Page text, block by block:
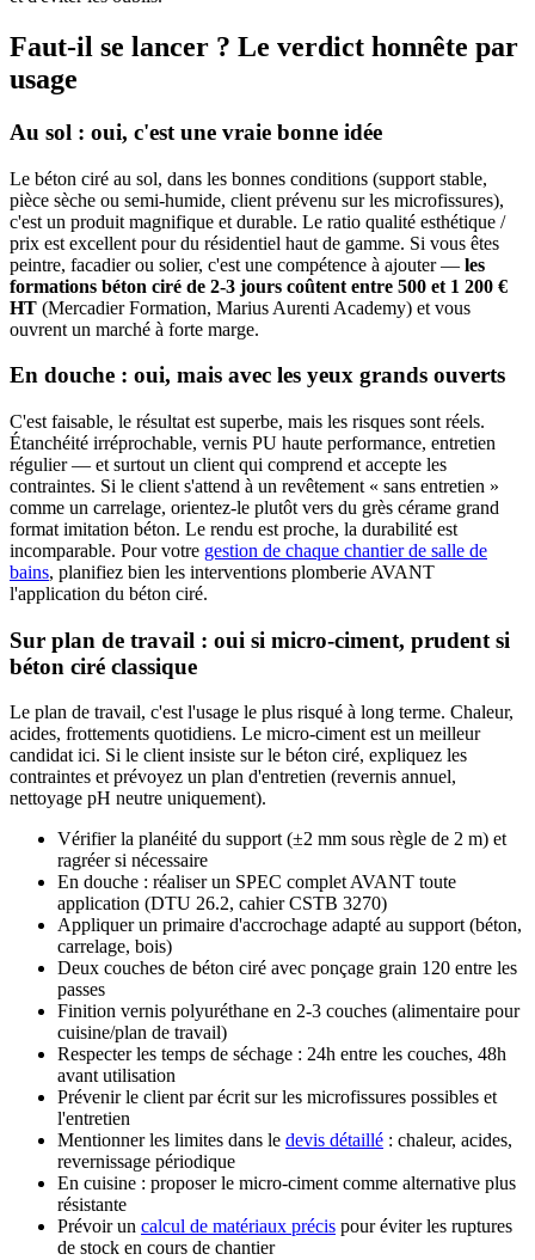
Faut-il se lancer ? Le verdict honnête par
usage
Au sol : oui, c'est une vraie bonne idée
Le béton ciré au sol, dans les bonnes conditions (support stable,
pièce sèche ou semi-humide, client prévenu sur les microfissures),
c'est un produit magnifique et durable. Le ratio qualité esthétique /
prix est excellent pour du résidentiel haut de gamme. Si vous êtes
peintre, facadier ou solier, c'est une compétence à ajouter — les
formations béton ciré de 2-3 jours coûtent entre 500 et 1 200 €
HT (Mercadier Formation, Marius Aurenti Academy) et vous
ouvrent un marché à forte marge.
En douche : oui, mais avec les yeux grands ouverts
C'est faisable, le résultat est superbe, mais les risques sont réels.
Étanchéité irréprochable, vernis PU haute performance, entretien
régulier — et surtout un client qui comprend et accepte les
contraintes. Si le client s'attend à un revêtement « sans entretien »
comme un carrelage, orientez-le plutôt vers du grès cérame grand
format imitation béton. Le rendu est proche, la durabilité est
incomparable. Pour votre gestion de chaque chantier de salle de
bains, planifiez bien les interventions plomberie AVANT
l'application du béton ciré.
Sur plan de travail : oui si micro-ciment, prudent si
béton ciré classique
Le plan de travail, c'est l'usage le plus risqué à long terme. Chaleur,
acides, frottements quotidiens. Le micro-ciment est un meilleur
candidat ici. Si le client insiste sur le béton ciré, expliquez les
contraintes et prévoyez un plan d'entretien (revernis annuel,
nettoyage pH neutre uniquement).
Vérifier la planéité du support (±2 mm sous règle de 2 m) et
ragréer si nécessaire
En douche : réaliser un SPEC complet AVANT toute
application (DTU 26.2, cahier CSTB 3270)
Appliquer un primaire d'accrochage adapté au support (béton,
carrelage, bois)
Deux couches de béton ciré avec ponçage grain 120 entre les
passes
Finition vernis polyuréthane en 2-3 couches (alimentaire pour
cuisine/plan de travail)
Respecter les temps de séchage : 24h entre les couches, 48h
avant utilisation
Prévenir le client par écrit sur les microfissures possibles et
l'entretien
Mentionner les limites dans le devis détaillé : chaleur, acides,
revernissage périodique
En cuisine : proposer le micro-ciment comme alternative plus
résistante
Prévoir un calcul de matériaux précis pour éviter les ruptures
de stock en cours de chantier